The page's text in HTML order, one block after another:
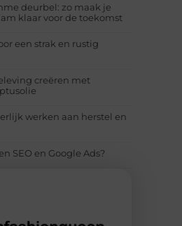
deurbel: zo maak je
klaar voor de toekomst
een strak en rustig
creëren met
werken aan herstel en
SEO en Google Ads?